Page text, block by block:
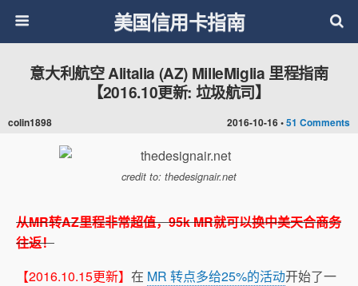
美国信用卡指南
2016-10-16 •51 Comments
意大利航空 Alitalia (AZ) MilleMiglia 里程指南
【2016.10更新: 垃圾航司】
colin1898
credit to: thedesignair.net
从MR转AZ里程非常超值，95k MR就可以换中美天合商务
往返！
【2016.10.15更新】 在 MR 转点多给25%的活动开始了一